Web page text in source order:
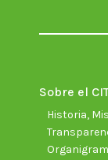
Sobre el
Historia,